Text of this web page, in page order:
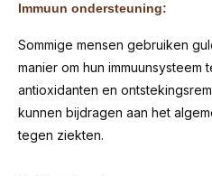
Immuun ondersteuning:
Sommige mensen gebruiken
manier om hun immuunsysteem
antioxidanten en
kunnen bijdragen aan het
tegen ziekten.